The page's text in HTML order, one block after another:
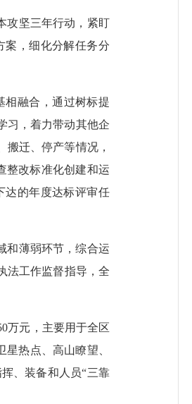
攻坚三年行动，紧盯
案，细化分解任务分
相融合，通过树标提
习，着力带动其他企
迁、停产等情况，
整改标准化创建和运
达的年度达标评审任
和薄弱环节，综合运
法工作监督指导，全
万元，主要用于全区
热点、高山瞭望、
、装备和人员“三靠